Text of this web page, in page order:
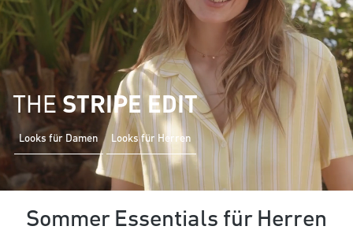
THESTRIPE EDIT
Looks für Damen Looks für Herren
Sommer Essentials für Herren